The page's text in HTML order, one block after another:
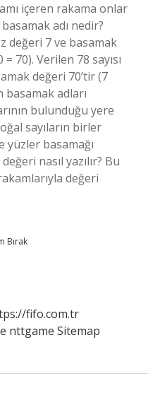
içeren rakama onlar
basamak adı nedir?
değeri 7 ve basamak
70). Verilen 78 sayısı
değeri 70’tir (7
basamak adları
bulunduğu yere
sayıların birler
yüzler basamağı
nasıl yazılır? Bu
değeri
Bırak
fifo.com.tr
nttgame Sitemap